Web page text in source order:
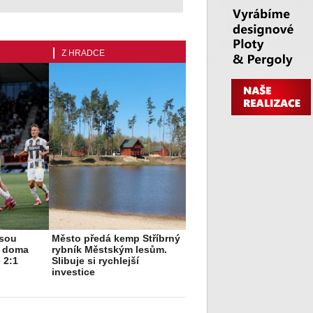
2:1
Z HRADCE
Město předá kemp Stříbrný
rybník Městským lesům.
Slibuje si rychlejší
investice